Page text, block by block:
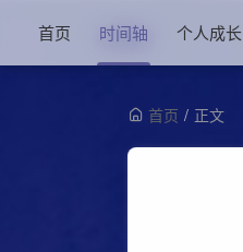
首页 时间轴 个人成长
首页 / 正文